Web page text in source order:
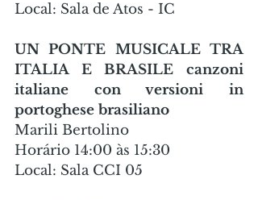
Local: Sala de Atos - IC
UN PONTE MUSICALE TRA
ITALIA E BRASILE canzoni
italiane con versioni in
portoghese brasiliano
Marili Bertolino
Horário 14:00 às 15:30
Local: Sala CCI 05